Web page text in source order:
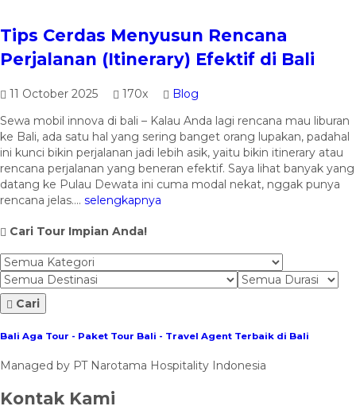
Tips Cerdas Menyusun Rencana
Perjalanan (Itinerary) Efektif di Bali
11 October 2025 170x
Blog
Sewa mobil innova di bali – Kalau Anda lagi rencana mau liburan
ke Bali, ada satu hal yang sering banget orang lupakan, padahal
ini kunci bikin perjalanan jadi lebih asik, yaitu bikin itinerary atau
rencana perjalanan yang beneran efektif. Saya lihat banyak yang
datang ke Pulau Dewata ini cuma modal nekat, nggak punya
rencana jelas.... selengkapnya
Cari Tour Impian Anda!
Cari
Bali Aga Tour - Paket Tour Bali - Travel Agent Terbaik di Bali
Managed by PT Narotama Hospitality Indonesia
Kontak Kami